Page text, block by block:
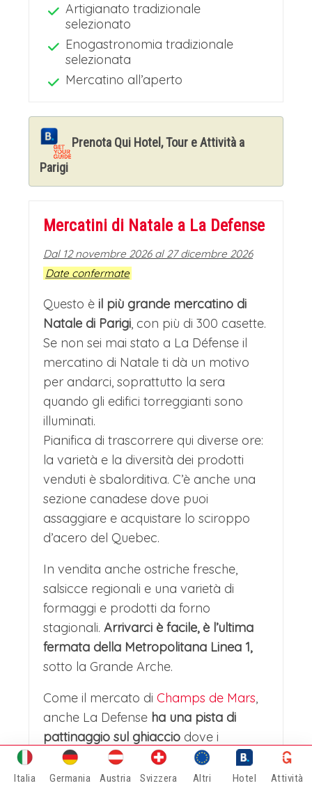
Artigianato tradizionale
selezionato
Enogastronomia tradizionale
selezionata
Mercatino all’aperto
Prenota Qui Hotel, Tour e Attività a
Parigi
Mercatini di Natale a La Defense
Dal 12 novembre 2026 al 27 dicembre 2026
Date confermate
Questo è il più grande mercatino di
Natale di Parigi, con più di 300 casette.
Se non sei mai stato a La Défense il
mercatino di Natale ti dà un motivo
per andarci, soprattutto la sera
quando gli edifici torreggianti sono
illuminati.
Pianifica di trascorrere qui diverse ore:
la varietà e la diversità dei prodotti
venduti è sbalorditiva. C’è anche una
sezione canadese dove puoi
assaggiare e acquistare lo sciroppo
d’acero del Quebec.
In vendita anche ostriche fresche,
salsicce regionali e una varietà di
formaggi e prodotti da forno
stagionali. Arrivarci è facile, è l’ultima
fermata della Metropolitana Linea 1,
sotto la Grande Arche.
Come il mercato di Champs de Mars,
anche La Defense ha una pista di
pattinaggio sul ghiaccio dove i
visitatori possono pattinare sotto il
“Grande Arche”, con viste lungo il
Italia Germania Austria Svizzera Altri Hotel Attività